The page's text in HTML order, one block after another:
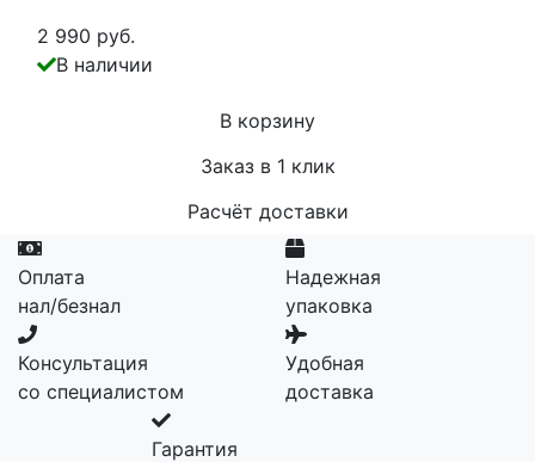
2 990 руб.
В наличии
В корзину
Заказ в 1 клик
Расчёт доставки
Оплата
нал/безнал
Надежная
упаковка
Консультация
со специалистом
Удобная
доставка
Гарантия